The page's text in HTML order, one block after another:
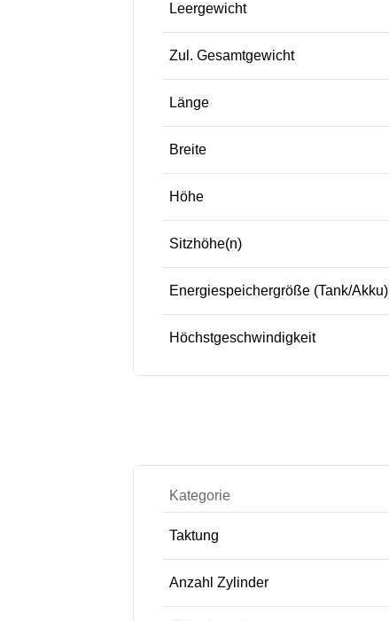
Leergewicht
Zul. Gesamtgewicht
Länge
Breite
Höhe
Sitzhöhe(n)
Energiespeichergröße (Tank/Akku)
Höchstgeschwindigkeit
Kategorie
Taktung
Anzahl Zylinder